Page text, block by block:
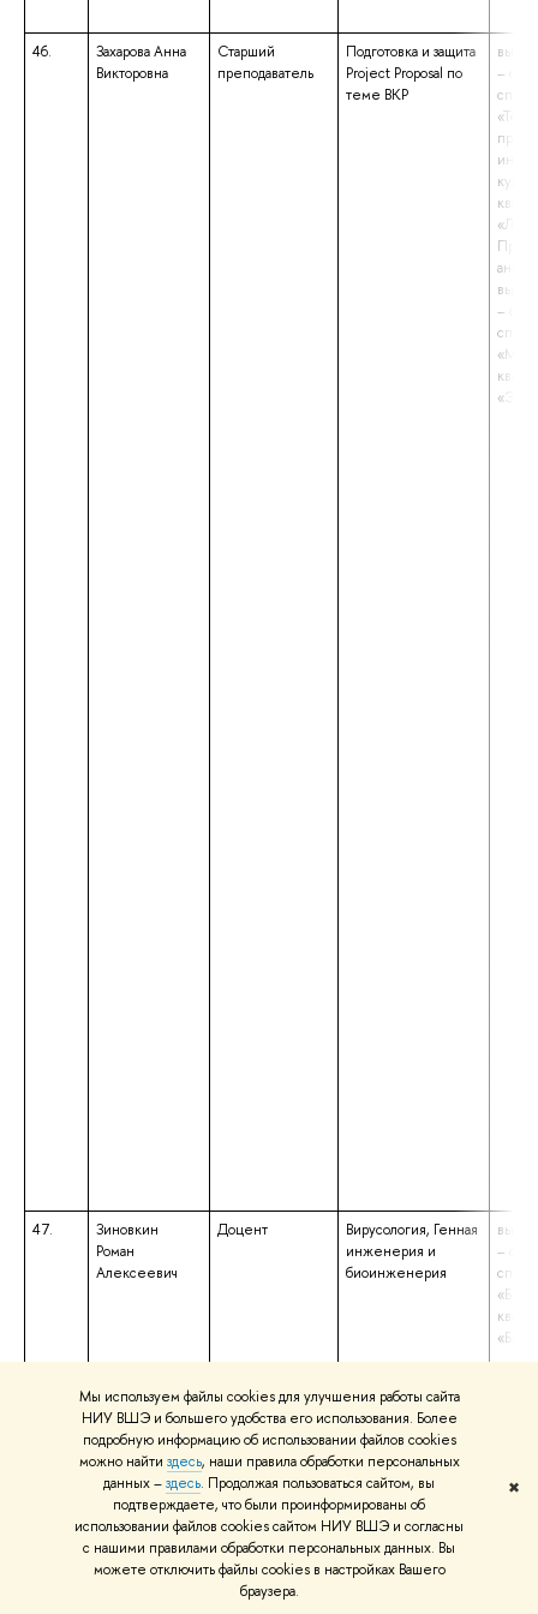
Мы используем файлы cookies для улучшения работы сайта
НИУ ВШЭ и большего удобства его использования. Более
подробную информацию об использовании файлов cookies
можно найти здесь, наши правила обработки персональных
данных –здесь. Продолжая пользоваться сайтом, вы
подтверждаете, что были проинформированы об
использовании файлов cookies сайтом НИУ ВШЭ и согласны
с нашими правилами обработки персональных данных. Вы
можете отключить файлы cookies в настройках Вашего
браузера.
✖
46.
Захарова Анна
Викторовна
Старший
преподаватель
Подготовка и защита
Project Proposal по
теме ВКР
–
–
47.
Зиновкин
Роман
Алексеевич
Доцент
Вирусология, Генная
инженерия и
биоинженерия
–
Зуев Ярослав
Игоревич
Преподаватель
Общая и
неорганическая
химия